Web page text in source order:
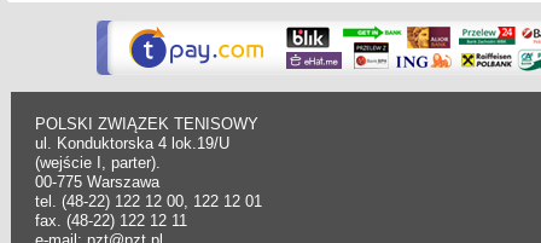
POLSKI ZWIĄZEK TENISOWY
ul. Konduktorska 4 lok.19/U
(wejście I, parter).
00-775 Warszawa
tel. (48-22) 122 12 00, 122 12 01
fax. (48-22) 122 12 11